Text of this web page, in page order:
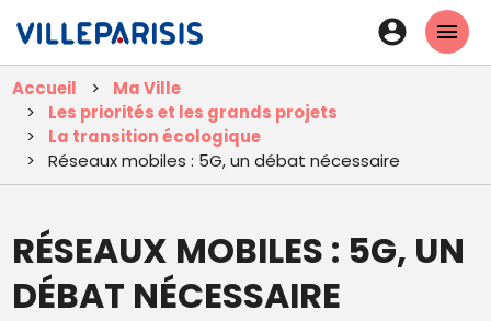
contenu
En-
tête
Accueil
Ma Ville
Les priorités et les grands projets
La transition écologique
Réseaux mobiles : 5G, un débat nécessaire
RÉSEAUX MOBILES : 5G, UN
DÉBAT NÉCESSAIRE